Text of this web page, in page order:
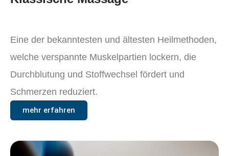
Eine der bekanntesten und ältesten Heilmethoden,
welche verspannte Muskelpartien lockern, die
Durchblutung und Stoffwechsel fördert und
Schmerzen reduziert.
mehr erfahren